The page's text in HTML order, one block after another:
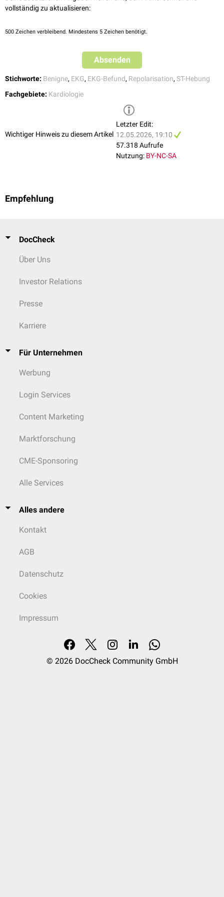
vollständig zu aktualisieren:
500 Zeichen verbleibend. Mindestens 5 Zeichen benötigt.
Absenden
Stichworte: Benigne, EKG, EKG-Befund, Repolarisation, ST-Hebung
Fachgebiete: Kardiologie
Wichtiger Hinweis zu diesem Artikel
Letzter Edit:
12.05.2026, 19:10
57.318 Aufrufe
Nutzung: BY-NC-SA
Empfehlung
DocCheck
Über Uns
Investor Relations
Presse
Karriere
Für Unternehmen
Werbung
Login Services
Content Marketing
Marktforschung
CME-Sponsoring
Alle Services
Alles andere
Kontakt
AGB
Datenschutz
Cookies
Impressum
© 2026 DocCheck Community GmbH